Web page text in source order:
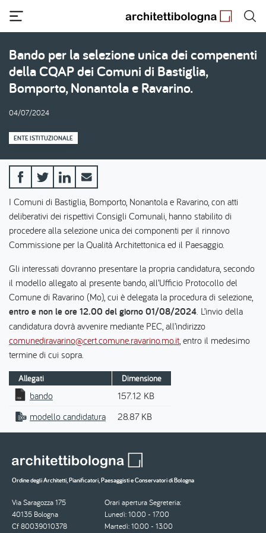
contenuto
principale
Bando per la selezione unica dei compenenti
della CQAP dei Comuni di Bastiglia,
Bomporto, Nonantola e Ravarino.
04/07/2024
ENTE ISTITUZIONALE
I Comuni di Bastiglia, Bomporto, Nonantola e Ravarino, con atti
deliberativi dei rispettivi Consigli Comunali, hanno stabilito di
procedere alla selezione unica dei componenti per il rinnovo
Commissione per la Qualità Architettonica ed il Paesaggio.
Gli interessati dovranno presentare la propria candidatura, secondo
il modello allegato al presente bando, all’Ufficio Protocollo del
Comune di Ravarino (Mo), cui è delegata la procedura di selezione,
entro e non le ore 12.00 del giorno 01/08/2024. L’invio della
candidatura dovrà avvenire mediante PEC, all’indirizzo
comunediravarino@cert.comune.ravarino.mo.it, entro il medesimo
termine di cui sopra.
Allegati Dimensione
bando
157.12 KB
modello candidatura
28.87 KB
Ordine degli Architetti, Pianificatori, Paesaggisti e Conservatori di Bologna
Via Saragozza 175
40135 Bologna
Cf 80039010378
Orari apertura Segreteria:
Lunedì: 10.00 - 17.00
Martedì: 10.00 - 13.00